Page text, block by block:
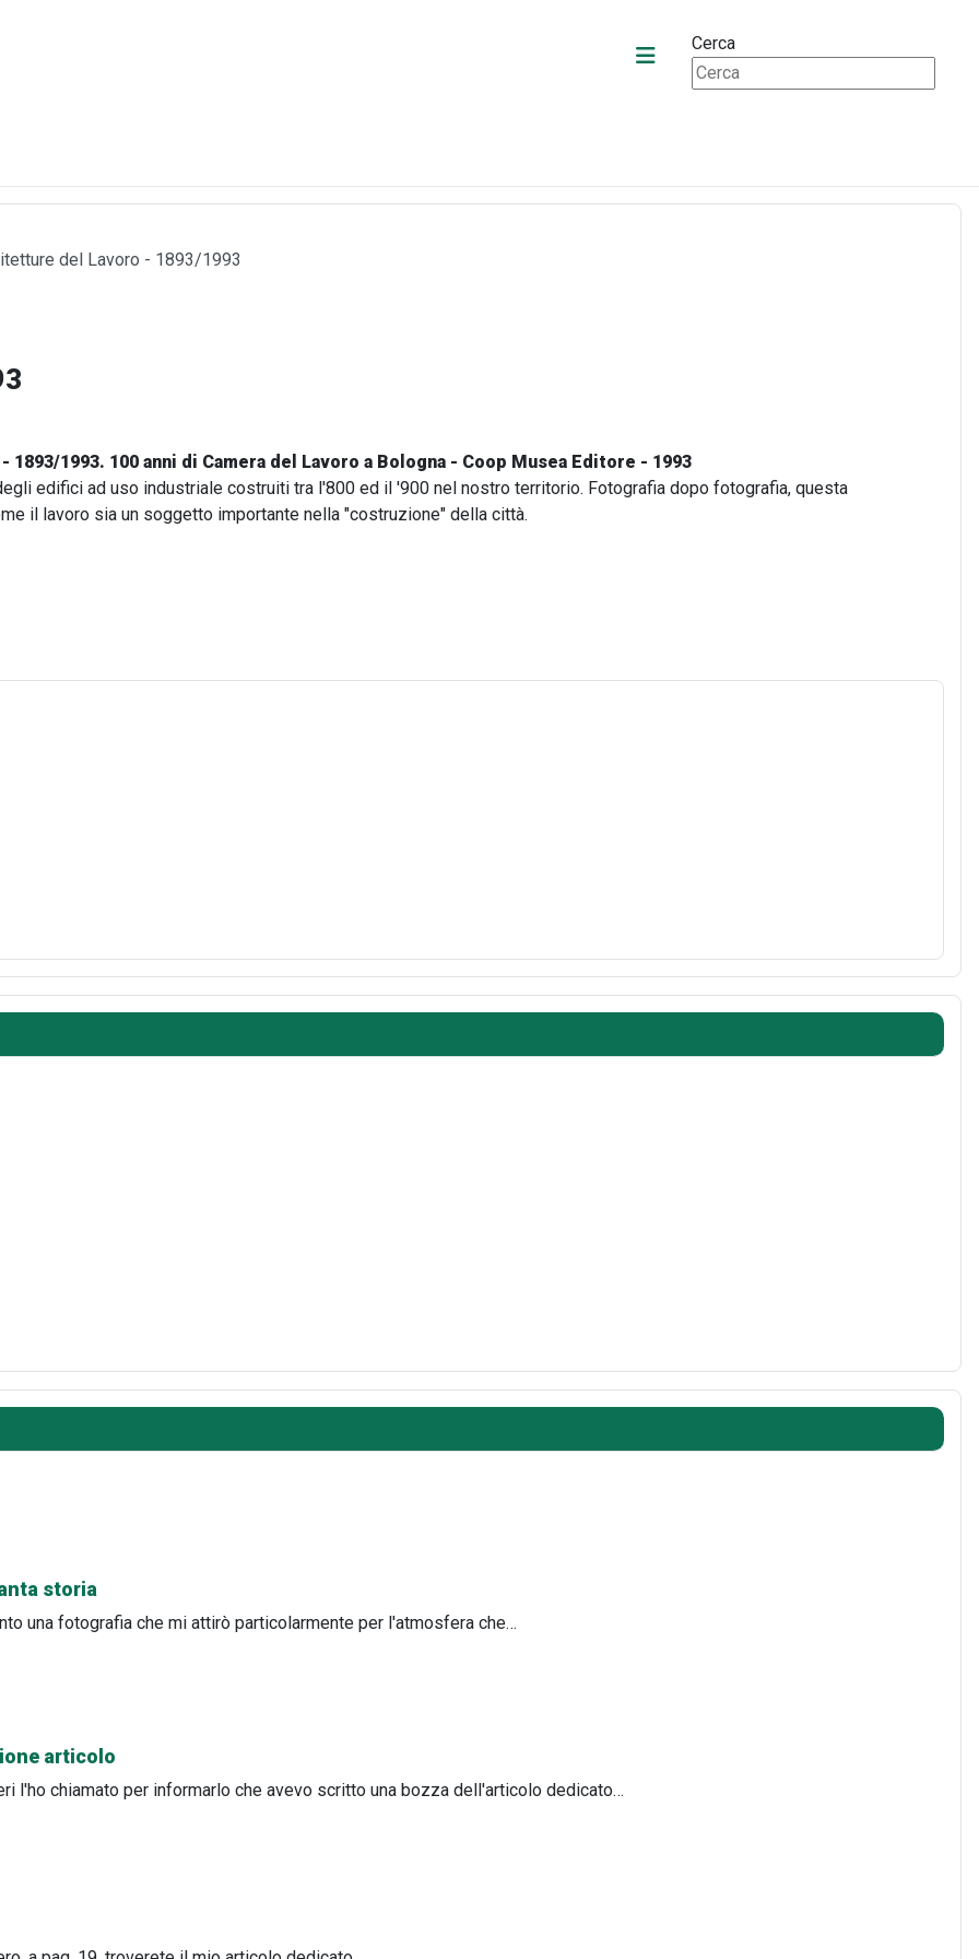
Cerca
del Lavoro - 1893/1993
1993. 100 anni di Camera del Lavoro a Bologna - Coop Musea Editore - 1993
edifici ad uso industriale costruiti tra l'800 ed il '900 nel nostro territorio. Fotografia dopo fotografia, questa
il lavoro sia un soggetto importante nella "costruzione" della città.
storia
una fotografia che mi attirò particolarmente per l'atmosfera che…
articolo
l'ho chiamato per informarlo che avevo scritto una bozza dell'articolo dedicato…